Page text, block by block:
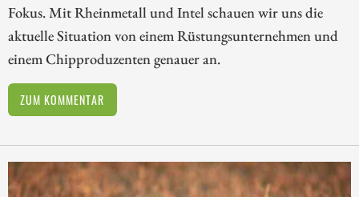
Fokus. Mit Rheinmetall und Intel schauen wir uns die
aktuelle Situation von einem Rüstungsunternehmen und
einem Chipproduzenten genauer an.
ZUM KOMMENTAR